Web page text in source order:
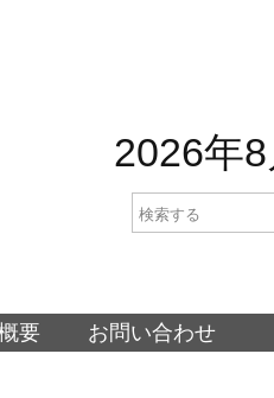
2026年
要 お問い合わせ